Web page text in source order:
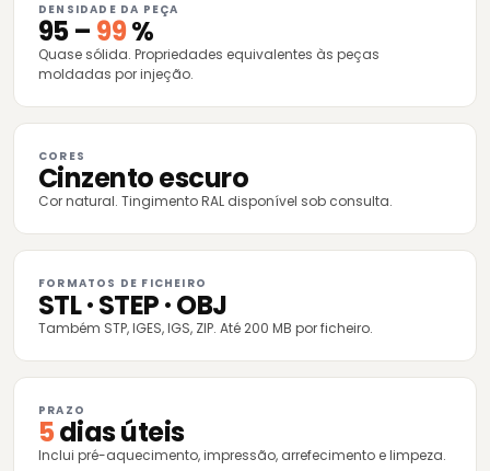
DENSIDADE DA PEÇA
95 – 99%
Quase sólida. Propriedades equivalentes às peças
moldadas por injeção.
CORES
Cinzento escuro
Cor natural. Tingimento RAL disponível sob consulta.
FORMATOS DE FICHEIRO
STL · STEP · OBJ
Também STP, IGES, IGS, ZIP. Até 200 MB por ficheiro.
PRAZO
5dias úteis
Inclui pré-aquecimento, impressão, arrefecimento e limpeza.